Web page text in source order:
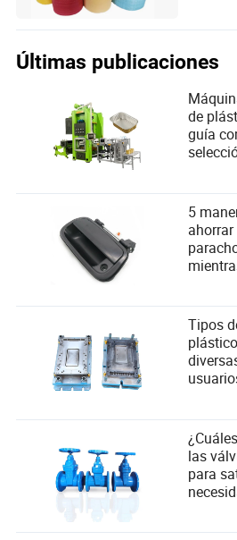
Últimas publicaciones
de
guía
5
Tipos
las
para